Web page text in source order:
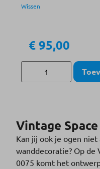
Wissen
€95,00
Vintage
Kan jij ook je ogen
wanddecoratie? Op de
0075 komt het